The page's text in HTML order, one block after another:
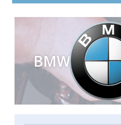
BMW